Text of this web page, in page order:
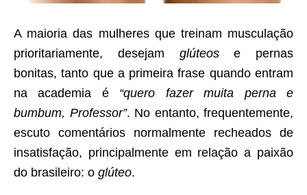
A maioria das mulheres que treinam musculação
prioritariamente, desejam glúteose pernas
bonitas, tanto que a primeira frase quando entram
na academia é “quero fazer muita perna e
bumbum, Professor”. No entanto, frequentemente,
escuto comentários normalmente recheados de
insatisfação, principalmente em relação a paixão
do brasileiro: o glúteo.